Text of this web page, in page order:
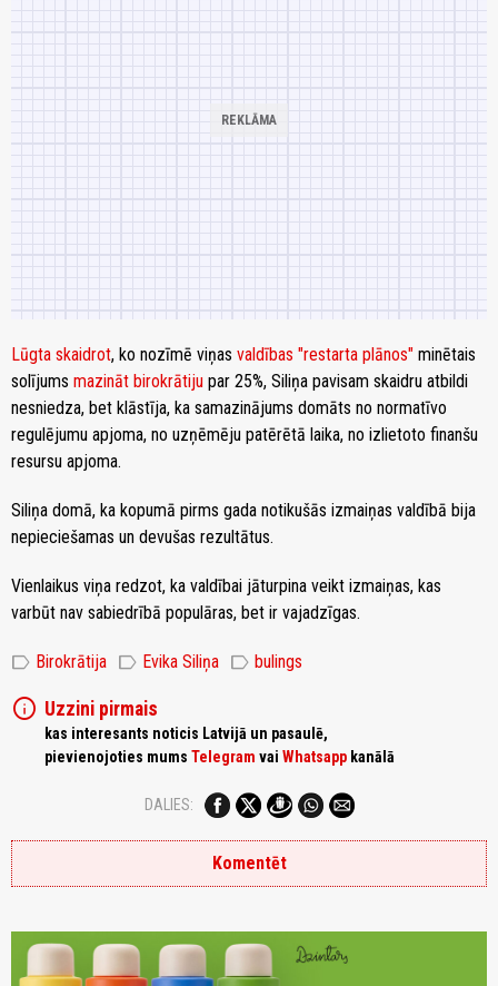
Lūgta skaidrot, ko nozīmē viņas valdības "restarta plānos" minētais
solījums mazināt birokrātiju par 25%, Siliņa pavisam skaidru atbildi
nesniedza, bet klāstīja, ka samazinājums domāts no normatīvo
regulējumu apjoma, no uzņēmēju patērētā laika, no izlietoto finanšu
resursu apjoma.
Siliņa domā, ka kopumā pirms gada notikušās izmaiņas valdībā bija
nepieciešamas un devušas rezultātus.
Vienlaikus viņa redzot, ka valdībai jāturpina veikt izmaiņas, kas
varbūt nav sabiedrībā populāras, bet ir vajadzīgas.
label Birokrātija label Evika Siliņa label bulings
info Uzzini pirmais
kas interesants noticis Latvijā un pasaulē,
pievienojoties mums Telegram vai Whatsapp kanālā
DALIES:
Komentēt